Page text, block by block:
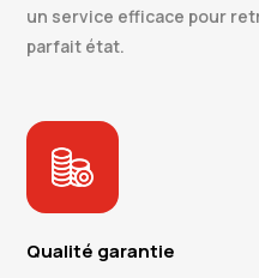
un service efficace pour
parfait état.
Qualité garantie